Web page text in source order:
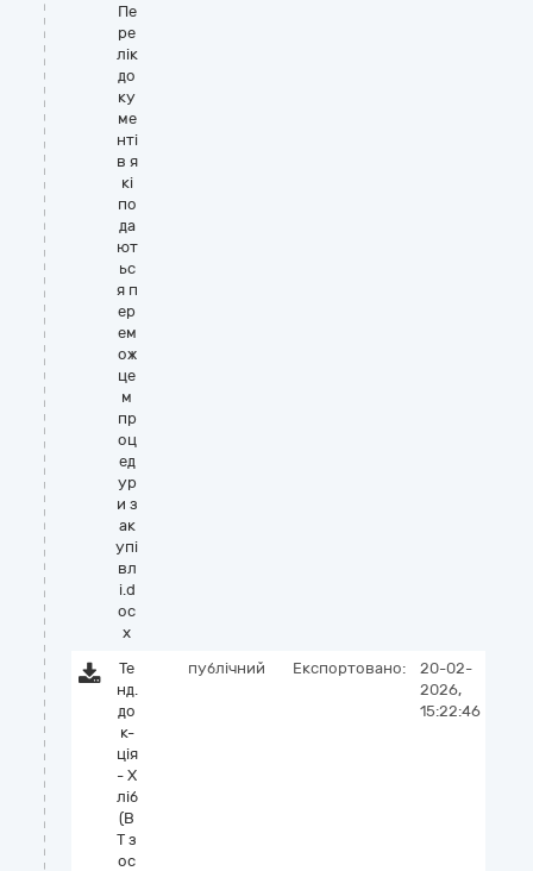
Пе
ре
лік
до
ку
ме
нті
в я
кі
по
да
ют
ьс
я п
ер
ем
ож
це
м
пр
оц
ед
ур
и з
ак
упі
вл
і.d
oc
x
Те
нд.
до
к-
ція
- Х
ліб
(В
Т з
ос
публічний Експортовано:
20-02-
2026,
15:22:46